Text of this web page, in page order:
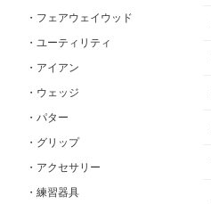
・フェアウェイウッド
・ユーティリティ
・アイアン
・ウェッジ
・パター
・グリップ
・アクセサリー
・練習器具